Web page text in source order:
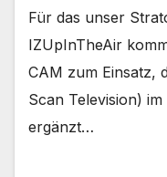
Für das unser
IZUpInTheAir
CAM zum Einsatz,
Scan Television)
ergänzt…